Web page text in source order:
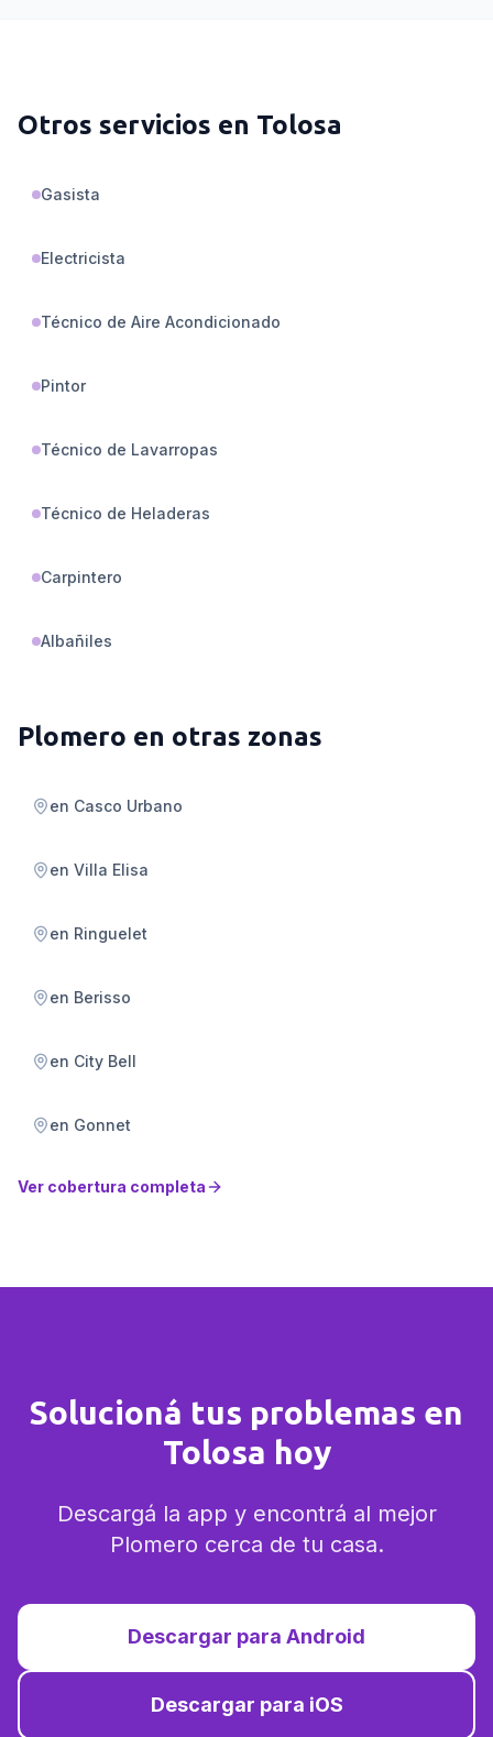
Otros servicios en Tolosa
Gasista
Electricista
Técnico de Aire Acondicionado
Pintor
Técnico de Lavarropas
Técnico de Heladeras
Carpintero
Albañiles
Plomero en otras zonas
en Casco Urbano
en Villa Elisa
en Ringuelet
en Berisso
en City Bell
en Gonnet
Ver cobertura completa
Solucioná tus problemas en
Tolosa hoy
Descargá la app y encontrá al mejor
Plomero cerca de tu casa.
Descargar para Android
Descargar para iOS